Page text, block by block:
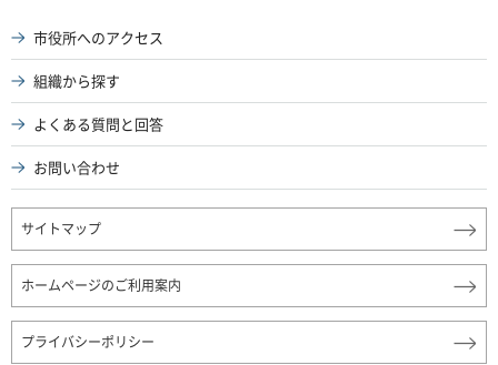
市役所へのアクセス
組織から探す
よくある質問と回答
お問い合わせ
サイトマップ
ホームページのご利用案内
プライバシーポリシー